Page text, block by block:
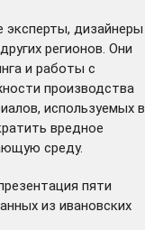
эксперты, дизайнеры
регионов. Они
и работы с
производства
используемых в
вредное
среду.
пяти
из ивановских